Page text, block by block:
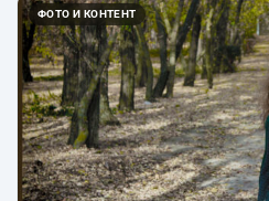
ФОТО И КОНТЕНТ